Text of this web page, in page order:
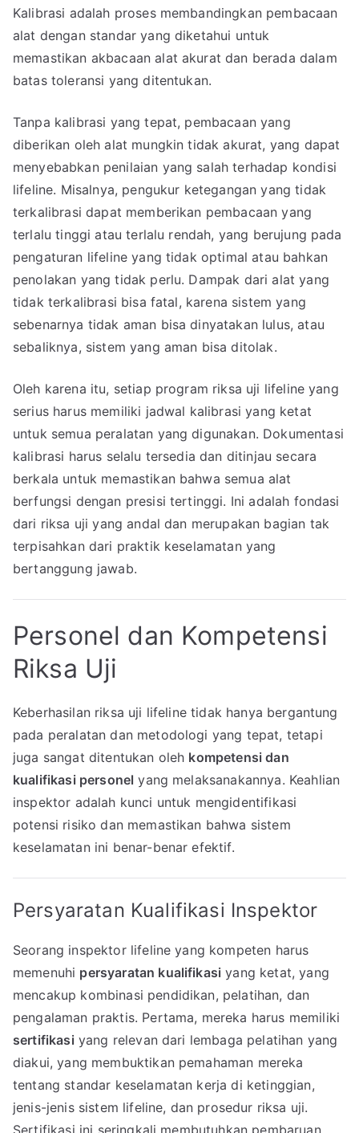
Kalibrasi adalah proses membandingkan pembacaan
alat dengan standar yang diketahui untuk
memastikan akbacaan alat akurat dan berada dalam
batas toleransi yang ditentukan.
Tanpa kalibrasi yang tepat, pembacaan yang
diberikan oleh alat mungkin tidak akurat, yang dapat
menyebabkan penilaian yang salah terhadap kondisi
lifeline. Misalnya, pengukur ketegangan yang tidak
terkalibrasi dapat memberikan pembacaan yang
terlalu tinggi atau terlalu rendah, yang berujung pada
pengaturan lifeline yang tidak optimal atau bahkan
penolakan yang tidak perlu. Dampak dari alat yang
tidak terkalibrasi bisa fatal, karena sistem yang
sebenarnya tidak aman bisa dinyatakan lulus, atau
sebaliknya, sistem yang aman bisa ditolak.
Oleh karena itu, setiap program riksa uji lifeline yang
serius harus memiliki jadwal kalibrasi yang ketat
untuk semua peralatan yang digunakan. Dokumentasi
kalibrasi harus selalu tersedia dan ditinjau secara
berkala untuk memastikan bahwa semua alat
berfungsi dengan presisi tertinggi. Ini adalah fondasi
dari riksa uji yang andal dan merupakan bagian tak
terpisahkan dari praktik keselamatan yang
bertanggung jawab.
Personel dan Kompetensi
Riksa Uji
Keberhasilan riksa uji lifeline tidak hanya bergantung
pada peralatan dan metodologi yang tepat, tetapi
juga sangat ditentukan oleh kompetensi dan
kualifikasi personel yang melaksanakannya. Keahlian
inspektor adalah kunci untuk mengidentifikasi
potensi risiko dan memastikan bahwa sistem
keselamatan ini benar-benar efektif.
Persyaratan Kualifikasi Inspektor
Seorang inspektor lifeline yang kompeten harus
memenuhi persyaratan kualifikasi yang ketat, yang
mencakup kombinasi pendidikan, pelatihan, dan
pengalaman praktis. Pertama, mereka harus memiliki
sertifikasi yang relevan dari lembaga pelatihan yang
diakui, yang membuktikan pemahaman mereka
tentang standar keselamatan kerja di ketinggian,
jenis-jenis sistem lifeline, dan prosedur riksa uji.